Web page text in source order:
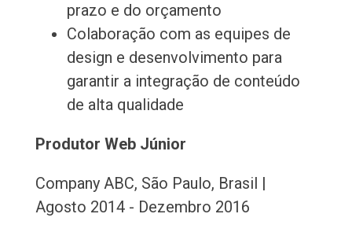
prazo e do orçamento
Colaboração com as equipes de
design e desenvolvimento para
garantir a integração de conteúdo
de alta qualidade
Produtor Web Júnior
Company ABC, São Paulo, Brasil |
Agosto 2014 - Dezembro 2016